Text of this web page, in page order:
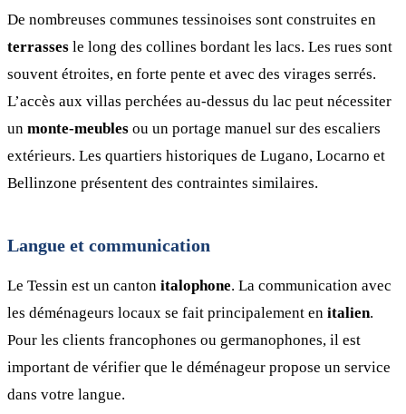
De nombreuses communes tessinoises sont construites en
terrasses le long des collines bordant les lacs. Les rues sont
souvent étroites, en forte pente et avec des virages serrés.
L’accès aux villas perchées au-dessus du lac peut nécessiter
un monte-meubles ou un portage manuel sur des escaliers
extérieurs. Les quartiers historiques de Lugano, Locarno et
Bellinzone présentent des contraintes similaires.
Langue et communication
Le Tessin est un canton italophone. La communication avec
les déménageurs locaux se fait principalement en italien.
Pour les clients francophones ou germanophones, il est
important de vérifier que le déménageur propose un service
dans votre langue.